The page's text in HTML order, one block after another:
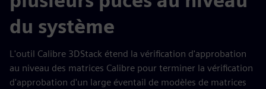
du système
L'outil Calibre 3DStack étend la vérification d'approbation
au niveau des matrices Calibre pour terminer la vérification
d'approbation d'un large éventail de modèles de matrices